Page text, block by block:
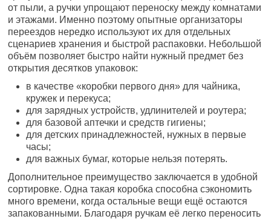
от пыли, а ручки упрощают переноску между комнатами
и этажами. Именно поэтому опытные организаторы
переездов нередко используют их для отдельных
сценариев хранения и быстрой распаковки. Небольшой
объём позволяет быстро найти нужный предмет без
открытия десятков упаковок:
в качестве «коробки первого дня» для чайника,
кружек и перекуса;
для зарядных устройств, удлинителей и роутера;
для базовой аптечки и средств гигиены;
для детских принадлежностей, нужных в первые
часы;
для важных бумаг, которые нельзя потерять.
Дополнительное преимущество заключается в удобной
сортировке. Одна такая коробка способна сэкономить
много времени, когда остальные вещи ещё остаются
запакованными. Благодаря ручкам её легко переносить